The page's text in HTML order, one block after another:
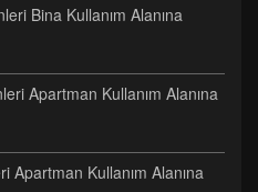
Bina Kullanım Alanına
Apartman Kullanım Alanına
Apartman Kullanım Alanına